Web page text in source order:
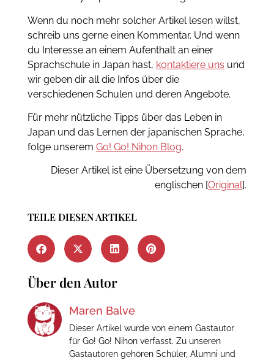
Wenn du noch mehr solcher Artikel lesen willst,
schreib uns gerne einen Kommentar. Und wenn
du Interesse an einem Aufenthalt an einer
Sprachschule in Japan hast, kontaktiere uns und
wir geben dir all die Infos über die
verschiedenen Schulen und deren Angebote.
Für mehr nützliche Tipps über das Leben in
Japan und das Lernen der japanischen Sprache,
folge unserem Go! Go! Nihon Blog.
Dieser Artikel ist eine Übersetzung von dem
englischen [Original].
TEILE DIESEN ARTIKEL
Über den Autor
Maren Balve
Dieser Artikel wurde von einem Gastautor
für Go! Go! Nihon verfasst. Zu unseren
Gastautoren gehören Schüler, Alumni und